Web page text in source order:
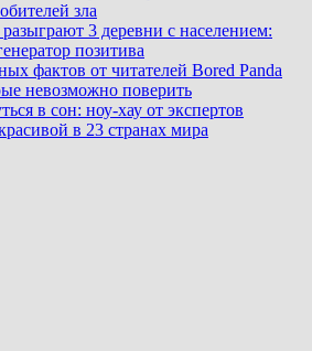
зла
3 деревни с населением:
позитива
фактов от читателей Bored Panda
невозможно поверить
в сон: ноу-хау от экспертов
в 23 странах мира